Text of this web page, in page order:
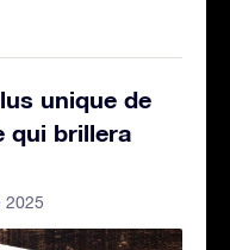
unique de
qui brillera
2025